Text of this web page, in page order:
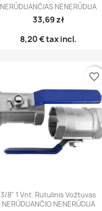
NERŪDIJANČIAS NENERŪDIJA
33,69 zł
8,20 €tax incl.
Greita peržiūra
3/8" 1 Vnt. Rutulinis Vožtuvas
NERŪDIJANČIO NENERŪDIJA
favorite_border